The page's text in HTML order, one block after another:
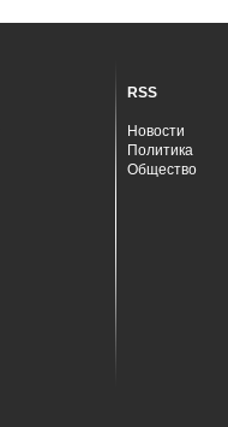
RSS
Новости
Политика
Общество